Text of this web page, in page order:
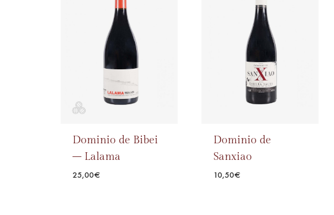
Dominio de Bibei
– Lalama
25,00€
Dominio de
Sanxiao
10,50€